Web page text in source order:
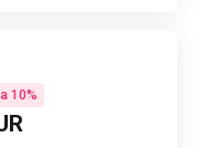
10%